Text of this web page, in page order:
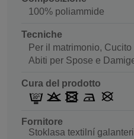
100% poliammide
Tecniche
Per il matrimonio,
Abiti per Spose e
Cura del prodotto
Fornitore
Stoklasa textilní